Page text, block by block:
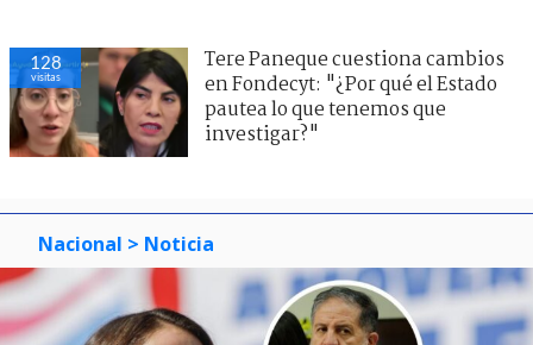
128
visitas
Tere Paneque cuestiona cambios
en Fondecyt: "¿Por qué el Estado
pautea lo que tenemos que
investigar?"
Nacional > Noticia